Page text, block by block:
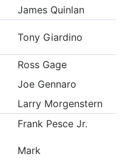
James Quinlan
Tony Giardino
Ross Gage
Joe Gennaro
Larry Morgenstern
Frank Pesce Jr.
Mark